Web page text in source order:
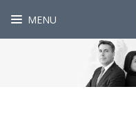
MENU